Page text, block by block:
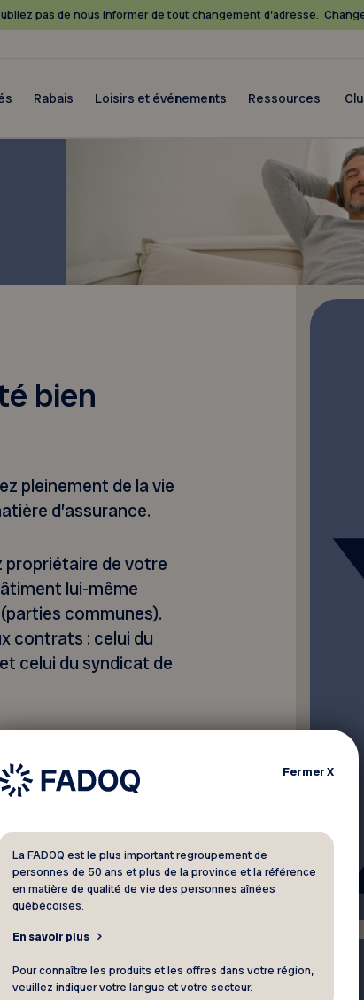
pas de nous informer de tout changement d’adresse.
Rabais Loisirs et événements Ressources
bien
pleinement de la vie
d’assurance.
propriétaire de votre
lui-même
communes).
contrats : celui du
celui du syndicat de
investissement,
propriétaire.
couvre :
;
matériel ou
tenu responsable) ;
privative ;
FermerX
La FADOQ est le plus important regroupement de
personnes de 50 ans et plus de la province et la référence
en matière de qualité de vie des personnes aînées
québécoises.
En savoir plus
Pour connaître les produits et les offres dans votre région,
veuillez indiquer votre langue et votre secteur.